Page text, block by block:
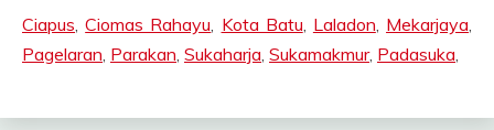
Ciapus ,Ciomas Rahayu Kota Batu Laladon Mekarjaya
Pagelaran Parakan Sukaharja Sukamakmur, Padasuka